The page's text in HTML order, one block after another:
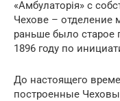
«Амбулаторiя» с
Чехове – отделение
раньше было старое
1896 году по
До настоящего
построенные